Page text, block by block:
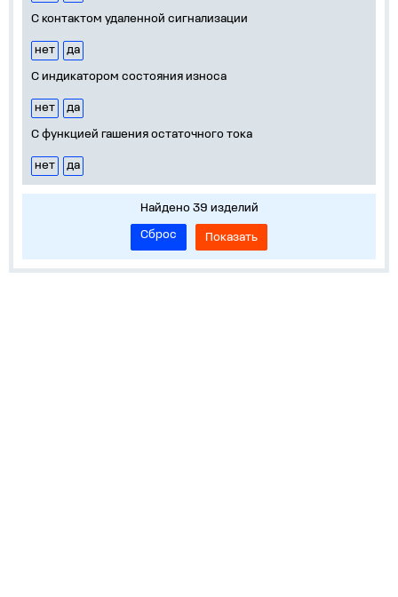
С контактом удаленной сигнализации
нет
да
С индикатором состояния износа
нет
да
С функцией гашения остаточного тока
нет да
Найдено 39 изделий
Сброс
Показать